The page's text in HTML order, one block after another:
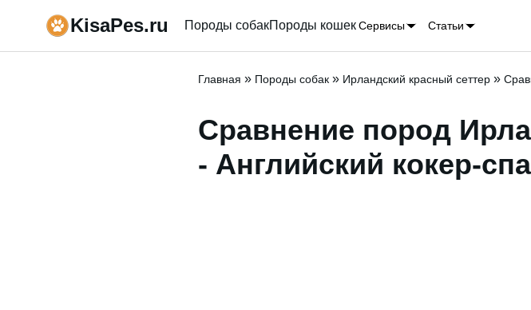
KisaPes.ru Породы собакПороды кошекСервисы Статьи
Главная » Породы собак » Ирландский красный сеттер »
Сравнение пород
- Английский кокер-